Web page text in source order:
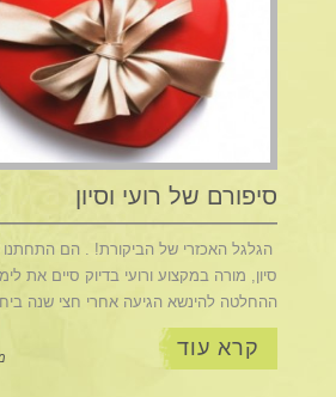
סיפורם של רועי וסיון
סיון, מורה במקצוע ורועי בדיוק סיים את
ההחלטה להינשא הגיעה אחרי חצי שנה
קרא עוד